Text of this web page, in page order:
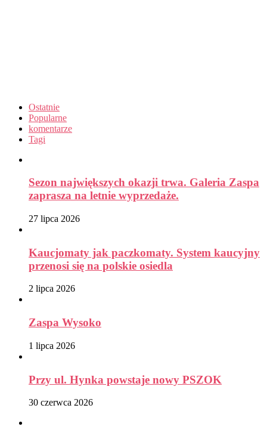
Ostatnie
Popularne
komentarze
Tagi
Sezon największych okazji trwa. Galeria Zaspa
zaprasza na letnie wyprzedaże.
27 lipca 2026
Kaucjomaty jak paczkomaty. System kaucyjny
przenosi się na polskie osiedla
2 lipca 2026
Zaspa Wysoko
1 lipca 2026
Przy ul. Hynka powstaje nowy PSZOK
30 czerwca 2026